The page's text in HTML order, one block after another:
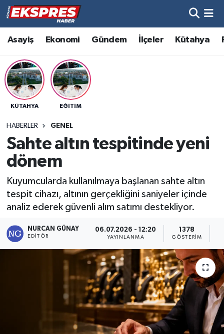
Asayiş Ekonomi Gündem İlçeler Kütahya
KÜTAHYA EĞITIM
HABERLER GENEL
Sahte altın tespitinde yeni
dönem
Kuyumcularda kullanılmaya başlanan sahte altın
tespit cihazı, altının gerçekliğini saniyeler içinde
analiz ederek güvenli alım satımı destekliyor.
NURCAN GÜNAY
EDITÖR
06.07.2026 - 12:20
YAYINLANMA
1378
GÖSTERIM
Altıntaş
Asayiş
Aslanapa
Bölge
Çavdarhisar
Domaniç
Hava Durumu
Trafik Durumu
Süper Lig Puan Durumu ve Fikstür
Son Dakika Haberleri
Haber Arşivi